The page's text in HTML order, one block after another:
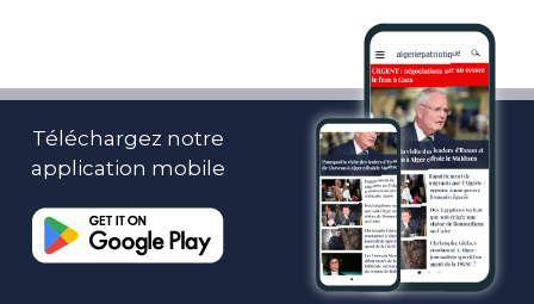
Téléchargez notre
application mobile